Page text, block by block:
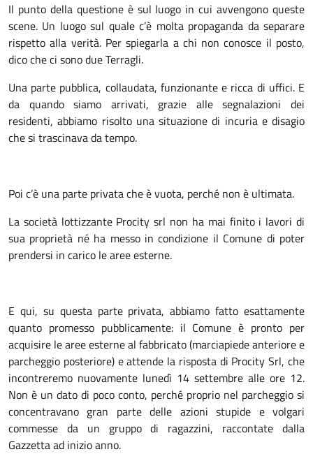
Il punto della questione è sul luogo in cui avvengono queste
scene. Un luogo sul quale c’è molta propaganda da separare
rispetto alla verità. Per spiegarla a chi non conosce il posto,
dico che ci sono due Terragli.
Una parte pubblica, collaudata, funzionante e ricca di uffici. E
da quando siamo arrivati, grazie alle segnalazioni dei
residenti, abbiamo risolto una situazione di incuria e disagio
che si trascinava da tempo.
Poi c’è una parte privata che è vuota, perché non è ultimata.
La società lottizzante Procity srl non ha mai finito i lavori di
sua proprietà né ha messo in condizione il Comune di poter
prendersi in carico le aree esterne.
E qui, su questa parte privata, abbiamo fatto esattamente
quanto promesso pubblicamente: il Comune è pronto per
acquisire le aree esterne al fabbricato (marciapiede anteriore e
parcheggio posteriore) e attende la risposta di Procity Srl, che
incontreremo nuovamente lunedì 14 settembre alle ore 12.
Non è un dato di poco conto, perché proprio nel parcheggio si
concentravano gran parte delle azioni stupide e volgari
commesse da un gruppo di ragazzini, raccontate dalla
Gazzetta ad inizio anno.